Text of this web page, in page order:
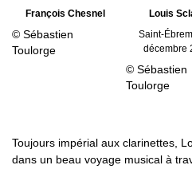
François Chesnel
© Sébastien
Toulorge
Louis
Saint-
décembre
© Sébastien
Toulorge
Toujours impérial aux clarinettes,
dans un beau voyage musical à